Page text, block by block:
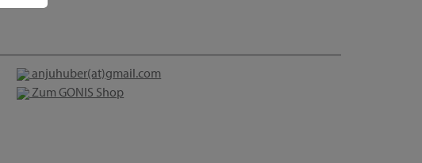
anjuhuber(at)gmail.com
Zum GONIS Shop